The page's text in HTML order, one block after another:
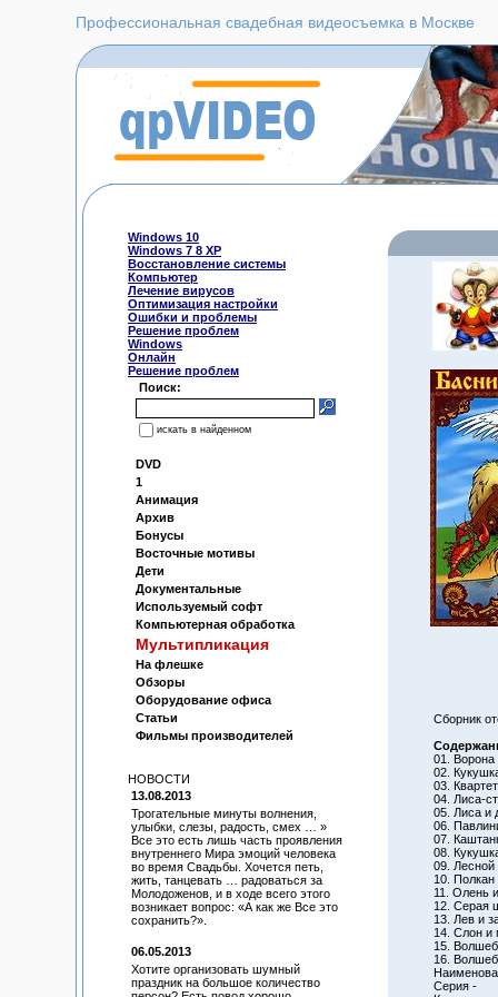
Профессиональная свадебная видеосъемка в Москве
Windows 10
Windows 7 8 XP
Восстановление системы
Компьютер
Лечение вирусов
Оптимизация настройки
Ошибки и проблемы
Решение проблем
Windows
Онлайн
Решение проблем
Поиск:
искать в найденном
DVD
1
Анимация
Архив
Бонусы
Восточные мотивы
Дети
Документальные
Используемый софт
Компьютерная обработка
Мультипликация
На флешке
Обзоры
Оборудование офиса
Статьи
Фильмы производителей
НОВОСТИ
13.08.2013
Трогательные минуты волнения,
улыбки, слезы, радость, смех … »
Все это есть лишь часть проявления
внутреннего Мира эмоций человека
во время Свадьбы. Хочется петь,
жить, танцевать … радоваться за
Молодоженов, и в ходе всего этого
возникает вопрос: «А как же Все это
сохранить?».
06.05.2013
Хотите организовать шумный
праздник на большое количество
Сборник
01. Ворона
02.
03. Квартет
04. Лиса-
05. Лиса и
06.
07.
08.
09. Лесной
10.
11. Олень
12. Серая
13. Лев и
14. Слон и
15.
16.
Серия -